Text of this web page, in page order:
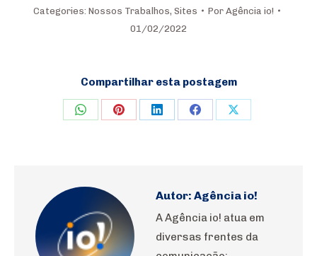
Categories: Nossos Trabalhos, Sites Por Agência io!
01/02/2022
Compartilhar esta postagem
Share Share Share Share Share
Autor: Agência io!
A Agência io! atua em
diversas frentes da